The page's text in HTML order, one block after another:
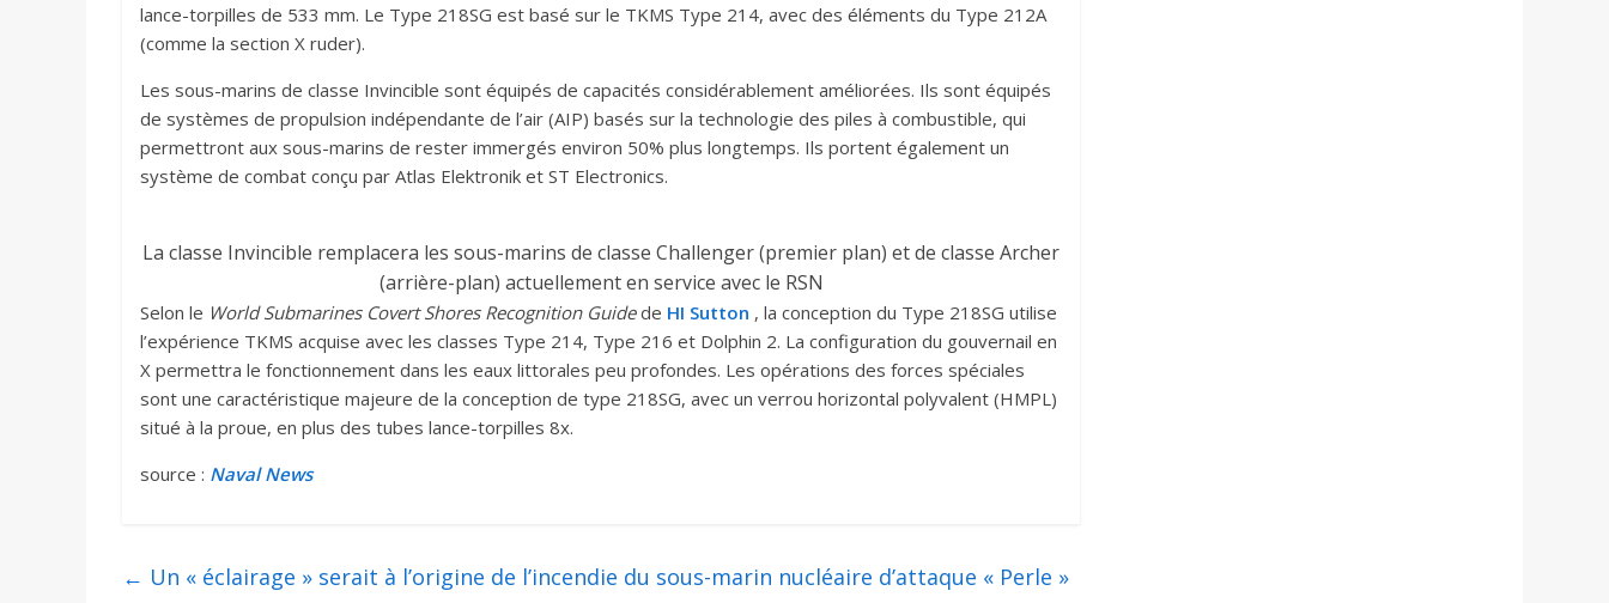
lance-torpilles de 533 mm. Le Type 218SG est basé sur le TKMS Type 214, avec des éléments du Type 212A
(comme la section X ruder).
Les sous-marins de classe Invincible sont équipés de capacités considérablement améliorées. Ils sont équipés
de systèmes de propulsion indépendante de l’air (AIP) basés sur la technologie des piles à combustible, qui
permettront aux sous-marins de rester immergés environ 50% plus longtemps. Ils portent également un
système de combat conçu par Atlas Elektronik et ST Electronics.
La classe Invincible remplacera les sous-marins de classe Challenger (premier plan) et de classe Archer
(arrière-plan) actuellement en service avec le RSN
Selon le World Submarines Covert Shores Recognition Guidede HI Sutton , la conception du Type 218SG utilise
l’expérience TKMS acquise avec les classes Type 214, Type 216 et Dolphin 2. La configuration du gouvernail en
X permettra le fonctionnement dans les eaux littorales peu profondes. Les opérations des forces spéciales
sont une caractéristique majeure de la conception de type 218SG, avec un verrou horizontal polyvalent (HMPL)
situé à la proue, en plus des tubes lance-torpilles 8x.
source : Naval News
← Un « éclairage » serait à l’origine de l’incendie du sous-marin nucléaire d’attaque « Perle »